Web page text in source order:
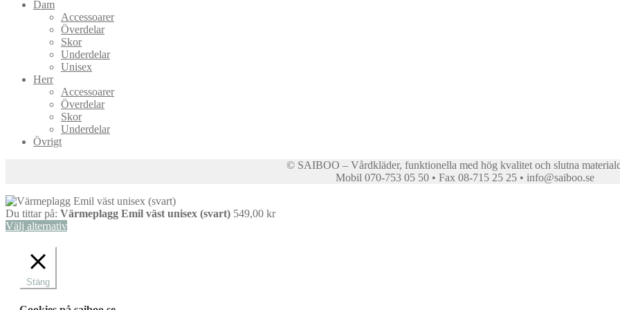
Dam
Accessoarer
Överdelar
Skor
Underdelar
Unisex
Herr
Accessoarer
Överdelar
Skor
Underdelar
Övrigt
© SAIBOO – Vårdkläder, funktionella med hög kvalitet och slutna
Mobil 070-753 05 50 • Fax 08-715 25 25 • info@saiboo.se
Du tittar på: Värmeplagg Emil väst unisex (svart) 549,00 kr
Välj alternativ
Stäng